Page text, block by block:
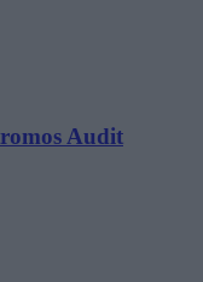
Audit